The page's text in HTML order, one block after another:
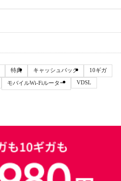
特典 キャッシュバック 10ギガ
モバイルWi-Fiルーター VDSL